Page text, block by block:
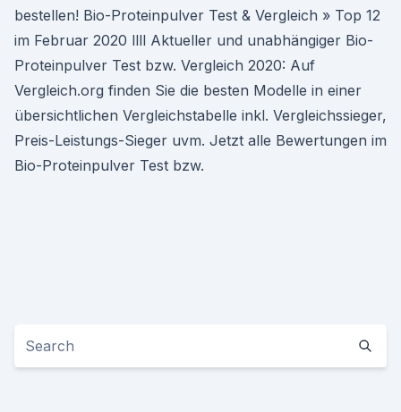
bestellen! Bio-Proteinpulver Test & Vergleich » Top 12
im Februar 2020 llll Aktueller und unabhängiger Bio-
Proteinpulver Test bzw. Vergleich 2020: Auf
Vergleich.org finden Sie die besten Modelle in einer
übersichtlichen Vergleichstabelle inkl. Vergleichssieger,
Preis-Leistungs-Sieger uvm. Jetzt alle Bewertungen im
Bio-Proteinpulver Test bzw.